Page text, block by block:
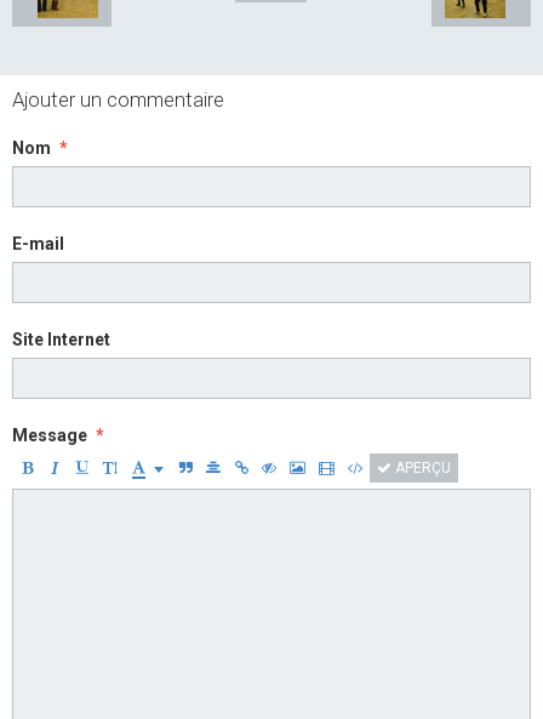
Ajouter un commentaire
Nom
E-mail
Site Internet
Message
APERÇU